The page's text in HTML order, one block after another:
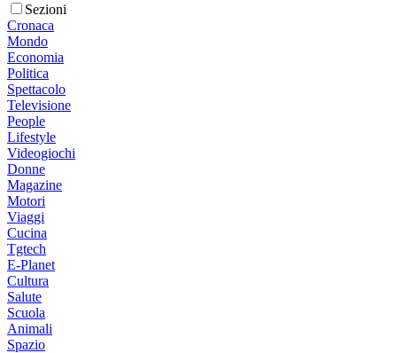
Sezioni
Cronaca
Mondo
Economia
Politica
Spettacolo
Televisione
People
Lifestyle
Videogiochi
Donne
Magazine
Motori
Viaggi
Cucina
Tgtech
E-Planet
Cultura
Salute
Scuola
Animali
Spazio